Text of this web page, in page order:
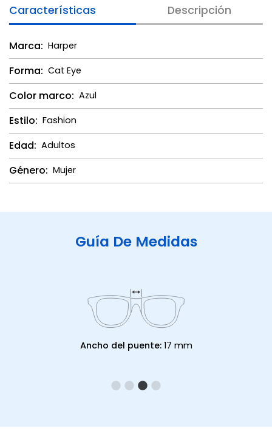
Características Descripción
Marca: Harper
Forma: Cat Eye
Color marco: Azul
Estilo: Fashion
Edad: Adultos
Género: Mujer
Guía De Medidas
Ancho del puente: 17 mm